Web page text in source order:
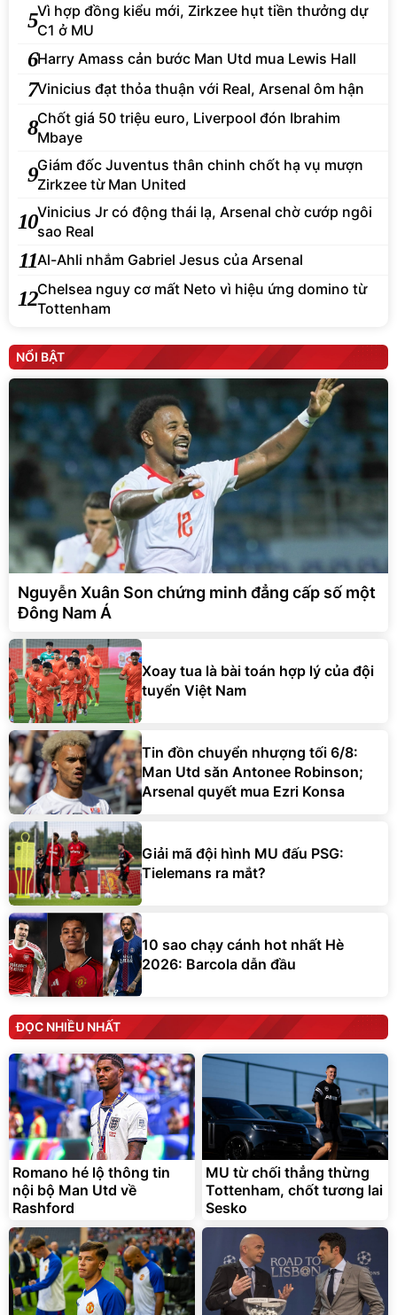
5Vì hợp đồng kiểu mới, Zirkzee hụt tiền thưởng dự
C1 ở MU
6Harry Amass cản bước Man Utd mua Lewis Hall
7Vinicius đạt thỏa thuận với Real, Arsenal ôm hận
8Chốt giá 50 triệu euro, Liverpool đón Ibrahim
Mbaye
9Giám đốc Juventus thân chinh chốt hạ vụ mượn
Zirkzee từ Man United
10Vinicius Jr có động thái lạ, Arsenal chờ cướp ngôi
sao Real
11Al-Ahli nhắm Gabriel Jesus của Arsenal
12Chelsea nguy cơ mất Neto vì hiệu ứng domino từ
Tottenham
NỔI BẬT
Nguyễn Xuân Son chứng minh đẳng cấp số một
Đông Nam Á
Xoay tua là bài toán hợp lý của đội
tuyển Việt Nam
Tin đồn chuyển nhượng tối 6/8:
Man Utd săn Antonee Robinson;
Arsenal quyết mua Ezri Konsa
Giải mã đội hình MU đấu PSG:
Tielemans ra mắt?
10 sao chạy cánh hot nhất Hè
2026: Barcola dẫn đầu
ĐỌC NHIỀU NHẤT
Romano hé lộ thông tin
nội bộ Man Utd về
Rashford
MU từ chối thẳng thừng
Tottenham, chốt tương lai
Sesko